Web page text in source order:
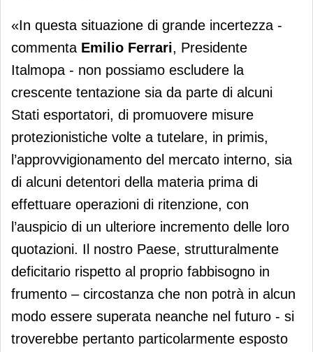
«In questa situazione di grande incertezza -
commenta Emilio Ferrari, Presidente
Italmopa - non possiamo escludere la
crescente tentazione sia da parte di alcuni
Stati esportatori, di promuovere misure
protezionistiche volte a tutelare, in primis,
l’approvvigionamento del mercato interno, sia
di alcuni detentori della materia prima di
effettuare operazioni di ritenzione, con
l’auspicio di un ulteriore incremento delle loro
quotazioni. Il nostro Paese, strutturalmente
deficitario rispetto al proprio fabbisogno in
frumento – circostanza che non potrà in alcun
modo essere superata neanche nel futuro - si
troverebbe pertanto particolarmente esposto